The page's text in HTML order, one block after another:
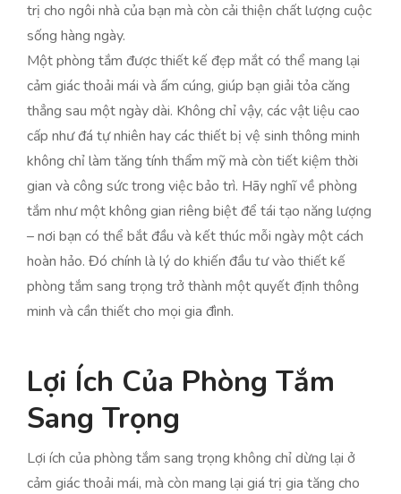
trị cho ngôi nhà của bạn mà còn cải thiện chất lượng cuộc
sống hàng ngày.
Một phòng tắm được thiết kế đẹp mắt có thể mang lại
cảm giác thoải mái và ấm cúng, giúp bạn giải tỏa căng
thẳng sau một ngày dài. Không chỉ vậy, các vật liệu cao
cấp như đá tự nhiên hay các thiết bị vệ sinh thông minh
không chỉ làm tăng tính thẩm mỹ mà còn tiết kiệm thời
gian và công sức trong việc bảo trì. Hãy nghĩ về phòng
tắm như một không gian riêng biệt để tái tạo năng lượng
– nơi bạn có thể bắt đầu và kết thúc mỗi ngày một cách
hoàn hảo. Đó chính là lý do khiến đầu tư vào thiết kế
phòng tắm sang trọng trở thành một quyết định thông
minh và cần thiết cho mọi gia đình.
Lợi Ích Của Phòng Tắm
Sang Trọng
Lợi ích của phòng tắm sang trọng không chỉ dừng lại ở
cảm giác thoải mái, mà còn mang lại giá trị gia tăng cho